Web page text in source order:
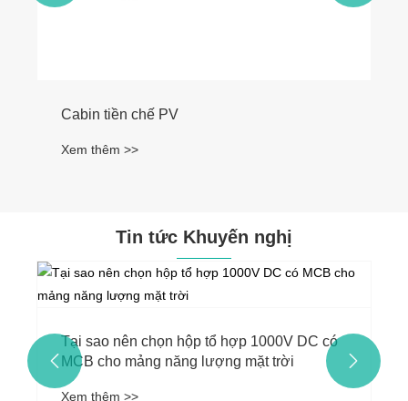
Tin tức Khuyến nghị
theo tiêu chuẩn IP65 cho mảng PV bốn
chuỗi?
Xem thêm >>
 